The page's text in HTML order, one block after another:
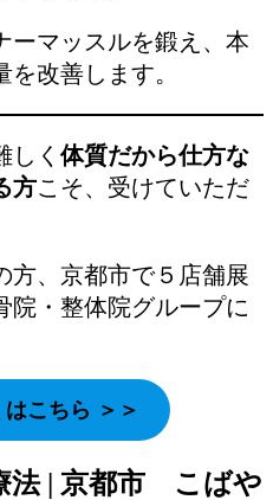
ーマッスルを鍛え、本
改善します。
しく 体質だから仕方な
方こそ、受けていただ
方、京都市で５店舗展
院・整体院グループに
こちら ＞＞
法 | 京都市 こばや